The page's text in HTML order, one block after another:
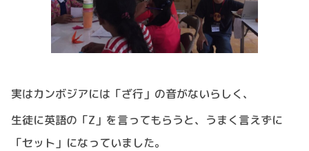
実はカンボジアには「ざ行」の音がないらしく、
生徒に英語の「Z 」を言ってもらうと、うまく言えずに
「セット」になっていました。